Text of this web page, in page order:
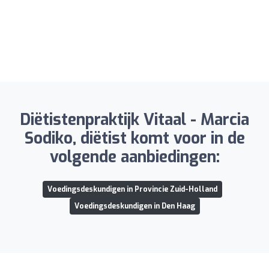
Diëtistenpraktijk Vitaal - Marcia
Sodiko, diëtist komt voor in de
volgende aanbiedingen:
Voedingsdeskundigen in Provincie Zuid-Holland
Voedingsdeskundigen in Den Haag